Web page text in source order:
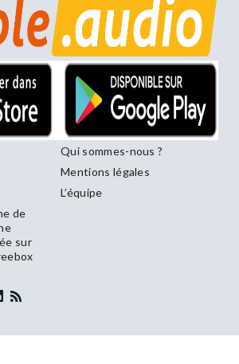
Qui sommes-nous ?
Mentions légales
L’équipe
de
sur